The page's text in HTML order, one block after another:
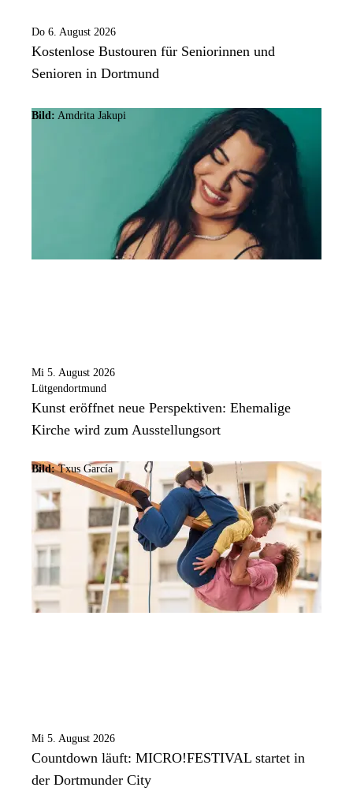
Do 6. August 2026
Kostenlose Bustouren für Seniorinnen und
Senioren in Dortmund
Bild: Amdrita Jakupi
Mi 5. August 2026
Lütgendortmund
Kunst eröffnet neue Perspektiven: Ehemalige
Kirche wird zum Ausstellungsort
Bild: Txus García
Mi 5. August 2026
Countdown läuft: MICRO!FESTIVAL startet in
der Dortmunder City